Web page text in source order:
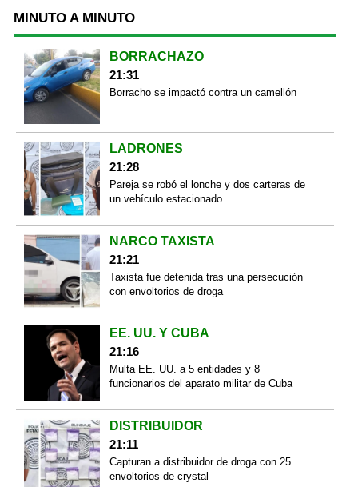
MINUTO A MINUTO
BORRACHAZO
21:31
Borracho se impactó contra un camellón
LADRONES
21:28
Pareja se robó el lonche y dos carteras de
un vehículo estacionado
NARCO TAXISTA
21:21
Taxista fue detenida tras una persecución
con envoltorios de droga
EE. UU. Y CUBA
21:16
Multa EE. UU. a 5 entidades y 8
funcionarios del aparato militar de Cuba
DISTRIBUIDOR
21:11
Capturan a distribuidor de droga con 25
envoltorios de crystal